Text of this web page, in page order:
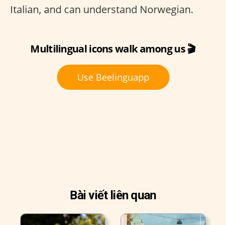
Italian, and can understand Norwegian.
Multilingual icons walk among us 🎬
Use Beelinguapp
Bài viết liên quan